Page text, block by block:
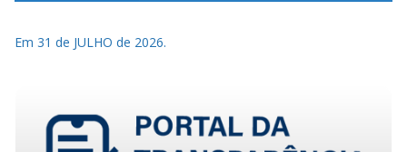
Em 31 de JULHO de 2026.